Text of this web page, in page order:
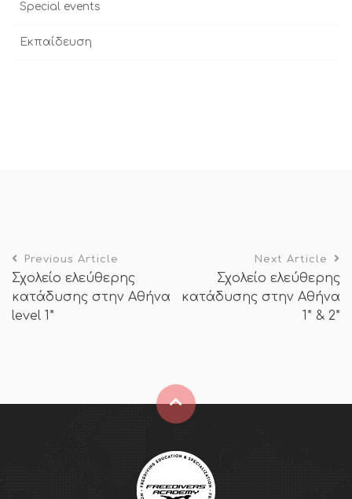
Special events
Εκπαίδευση
Previous Article
Σχολείο ελεύθερης
κατάδυσης στην Αθήνα
level 1*
Next Article
Σχολείο ελεύθερης
κατάδυσης στην Αθήνα
1* & 2*